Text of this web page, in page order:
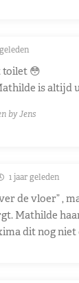
toilet 😳
is altijd
by Jens
1 jaar geleden
de vloer” ,
Mathilde
dit nog niet